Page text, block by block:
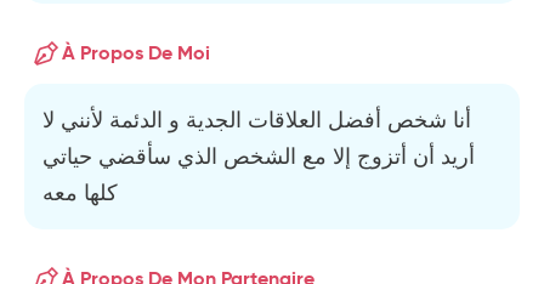
À Propos De Moi
أنا شخص أفضل العلاقات الجدية و الدئمة لأنني لا
أريد أن أتزوج إلا مع الشخص الذي سأقضي حياتي
كلها معه
À Propos De Mon Partenaire